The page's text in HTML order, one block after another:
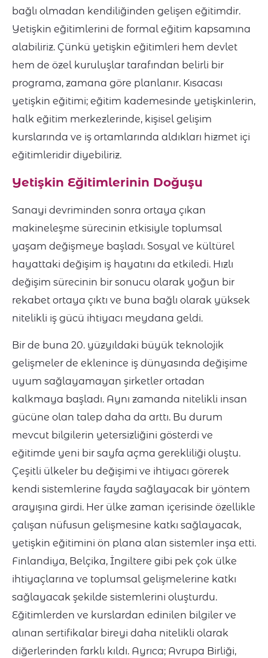
bağlı olmadan kendiliğinden gelişen eğitimdir.
Yetişkin eğitimlerini de formal eğitim kapsamına
alabiliriz. Çünkü yetişkin eğitimleri hem devlet
hem de özel kuruluşlar tarafından belirli bir
programa, zamana göre planlanır. Kısacası
yetişkin eğitimi; eğitim kademesinde yetişkinlerin,
halk eğitim merkezlerinde, kişisel gelişim
kurslarında ve iş ortamlarında aldıkları hizmet içi
eğitimleridir diyebiliriz.
Yetişkin Eğitimlerinin Doğuşu
Sanayi devriminden sonra ortaya çıkan
makineleşme sürecinin etkisiyle toplumsal
yaşam değişmeye başladı. Sosyal ve kültürel
hayattaki değişim iş hayatını da etkiledi. Hızlı
değişim sürecinin bir sonucu olarak yoğun bir
rekabet ortaya çıktı ve buna bağlı olarak yüksek
nitelikli iş gücü ihtiyacı meydana geldi.
Bir de buna 20. yüzyıldaki büyük teknolojik
gelişmeler de eklenince iş dünyasında değişime
uyum sağlayamayan şirketler ortadan
kalkmaya başladı. Aynı zamanda nitelikli insan
gücüne olan talep daha da arttı. Bu durum
mevcut bilgilerin yetersizliğini gösterdi ve
eğitimde yeni bir sayfa açma gerekliliği oluştu.
Çeşitli ülkeler bu değişimi ve ihtiyacı görerek
kendi sistemlerine fayda sağlayacak bir yöntem
arayışına girdi. Her ülke zaman içerisinde özellikle
çalışan nüfusun gelişmesine katkı sağlayacak,
yetişkin eğitimini ön plana alan sistemler inşa etti.
Finlandiya, Belçika, İngiltere gibi pek çok ülke
ihtiyaçlarına ve toplumsal gelişmelerine katkı
sağlayacak şekilde sistemlerini oluşturdu.
Eğitimlerden ve kurslardan edinilen bilgiler ve
alınan sertifikalar bireyi daha nitelikli olarak
diğerlerinden farklı kıldı. Ayrıca; Avrupa Birliği,